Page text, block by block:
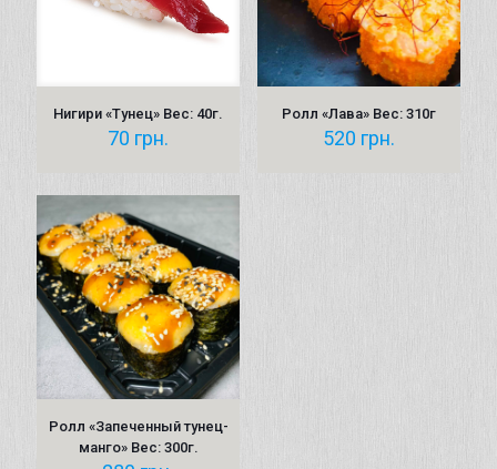
Нигири «Тунец» Вес: 40г.
70 грн.
Ролл «Лава» Вес: 310г
520 грн.
Ролл «Запеченный тунец-
манго» Вес: 300г.